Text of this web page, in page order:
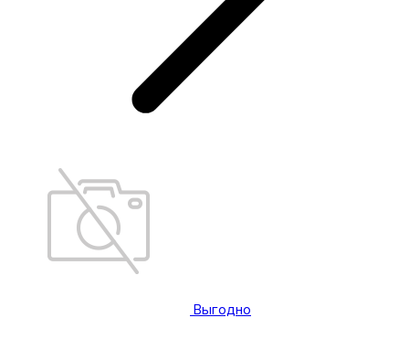
Выгодно